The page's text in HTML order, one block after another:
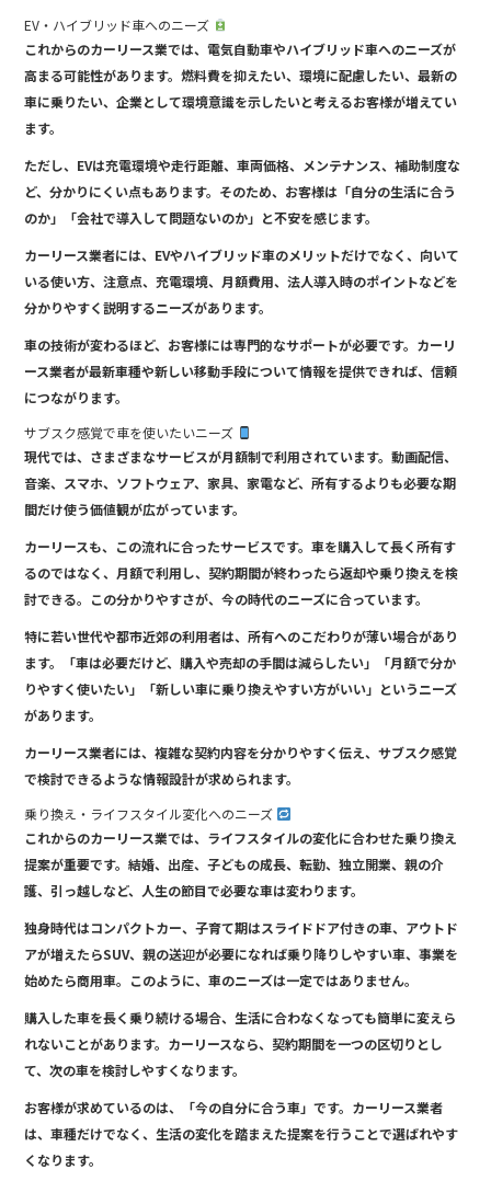
EV・ハイブリッド車へのニーズ
これからのカーリース業では、電気自動車やハイブリッド車へのニーズが
高まる可能性があります。燃料費を抑えたい、環境に配慮したい、最新の
車に乗りたい、企業として環境意識を示したいと考えるお客様が増えてい
ます。
ただし、EVは充電環境や走行距離、車両価格、メンテナンス、補助制度な
ど、分かりにくい点もあります。そのため、お客様は「自分の生活に合う
のか」「会社で導入して問題ないのか」と不安を感じます。
カーリース業者には、EVやハイブリッド車のメリットだけでなく、向いて
いる使い方、注意点、充電環境、月額費用、法人導入時のポイントなどを
分かりやすく説明するニーズがあります。
車の技術が変わるほど、お客様には専門的なサポートが必要です。カーリ
ース業者が最新車種や新しい移動手段について情報を提供できれば、信頼
につながります。
サブスク感覚で車を使いたいニーズ
現代では、さまざまなサービスが月額制で利用されています。動画配信、
音楽、スマホ、ソフトウェア、家具、家電など、所有するよりも必要な期
間だけ使う価値観が広がっています。
カーリースも、この流れに合ったサービスです。車を購入して長く所有す
るのではなく、月額で利用し、契約期間が終わったら返却や乗り換えを検
討できる。この分かりやすさが、今の時代のニーズに合っています。
特に若い世代や都市近郊の利用者は、所有へのこだわりが薄い場合があり
ます。「車は必要だけど、購入や売却の手間は減らしたい」「月額で分か
りやすく使いたい」「新しい車に乗り換えやすい方がいい」というニーズ
があります。
カーリース業者には、複雑な契約内容を分かりやすく伝え、サブスク感覚
で検討できるような情報設計が求められます。
乗り換え・ライフスタイル変化へのニーズ
これからのカーリース業では、ライフスタイルの変化に合わせた乗り換え
提案が重要です。結婚、出産、子どもの成長、転勤、独立開業、親の介
護、引っ越しなど、人生の節目で必要な車は変わります。
独身時代はコンパクトカー、子育て期はスライドドア付きの車、アウトド
アが増えたらSUV、親の送迎が必要になれば乗り降りしやすい車、事業を
始めたら商用車。このように、車のニーズは一定ではありません。
購入した車を長く乗り続ける場合、生活に合わなくなっても簡単に変えら
れないことがあります。カーリースなら、契約期間を一つの区切りとし
て、次の車を検討しやすくなります。
お客様が求めているのは、「今の自分に合う車」です。カーリース業者
は、車種だけでなく、生活の変化を踏まえた提案を行うことで選ばれやす
くなります。